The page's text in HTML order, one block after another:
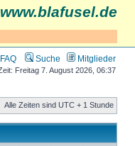
www.blafusel.de
FAQ Suche Mitglieder
Freitag 7. August 2026, 06:37
Alle Zeiten sind UTC + 1 Stunde